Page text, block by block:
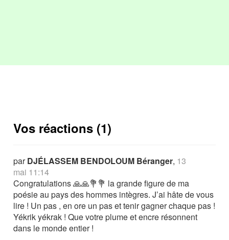
Vos réactions (1)
parDJÉLASSEM BENDOLOUM Béranger, 13
mai 11:14
Congratulations 🙏🙏💐💐 la grande figure de ma
poésie au pays des hommes intègres. J’ai hâte de vous
lire ! Un pas , en ore un pas et tenir gagner chaque pas !
Yékrik yékrak ! Que votre plume et encre résonnent
dans le monde entier !